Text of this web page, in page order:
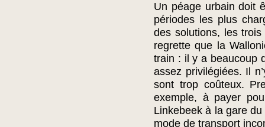
Un péage urbain doit
périodes les plus
des solutions, les
regrette que la
train : il y a beaucoup
assez privilégiées. Il
sont trop coûteux.
exemple, à payer
Linkebeek à la gare
mode de transport